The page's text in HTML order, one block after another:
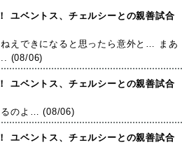
ユベントス、チェルシーとの親善試合
えできになると思ったら意外と… まあ
(08/06)
ユベントス、チェルシーとの親善試合
るのよ… (08/06)
ユベントス、チェルシーとの親善試合